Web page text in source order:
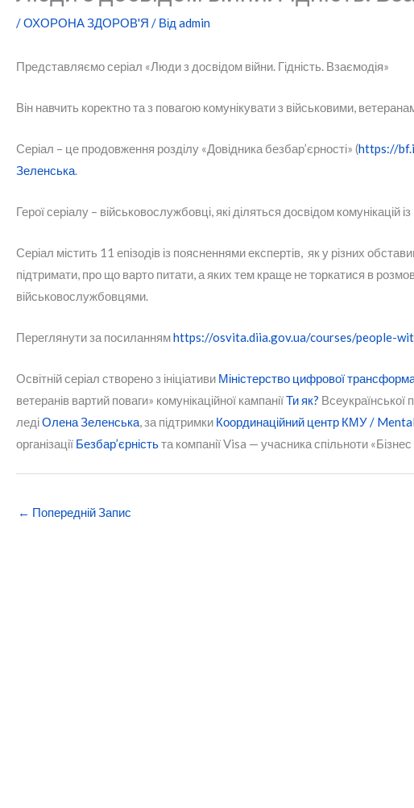
/ОХОРОНА ЗДОРОВ'Я / Від admin
Представляємо серіал «Люди з досвідом війни. Гідність. Взаємодія»
Він навчить коректно та з повагою комунікувати з військовими,
Серіал – це продовження розділу «Довідника безбар’єрності» (https://
Зеленська.
Герої серіалу – військовослужбовці, які діляться досвідом комунікацій
Серіал містить 11 епізодів із поясненнями експертів, як у різних
підтримати, про що варто питати, а яких тем краще не торкатися в
військовослужбовцями.
Переглянути за посиланнямhttps://osvita.diia.gov.ua/courses/people-
Освітній серіал створено з ініціативи Міністерство цифрової
ветеранів вартий поваги» комунікаційної кампаніїТи як? Всеукраїнської
ледіОлена Зеленська, за підтримки Координаційний центр КМУ /
організації Безбар’єрністьта компанії Visa — учасника спільноти «Бізнес
← Попередній Запис